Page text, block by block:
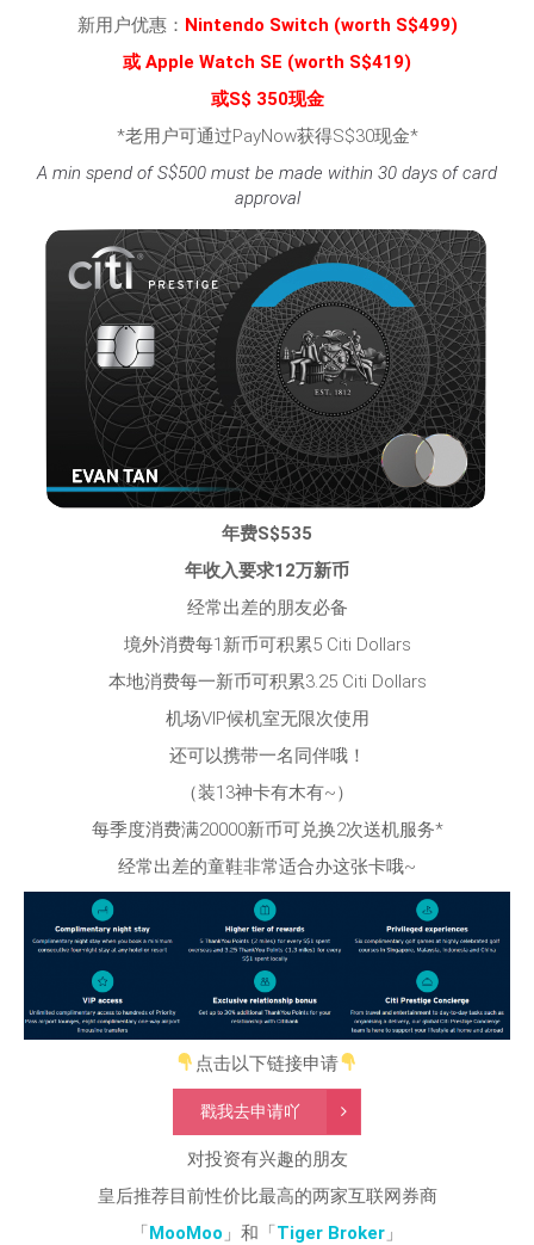
新用户优惠： Nintendo Switch (worth S$499)
或 Apple Watch SE (worth S$419)
或S$ 350现金
*老用户可通过PayNow获得S$30现金*
A min spend of S$500 must be made within 30 days of card
approval
年费S$535
年收入要求12万新币
经常出差的朋友必备
境外消费每1新币可积累5 Citi Dollars
本地消费每一新币可积累3.25 Citi Dollars
机场VIP候机室无限次使用
还可以携带一名同伴哦！
（装13神卡有木有~）
每季度消费满20000新币可兑换2次送机服务*
经常出差的童鞋非常适合办这张卡哦~
点击以下链接申请
戳我去申请吖
对投资有兴趣的朋友
皇后推荐目前性价比最高的两家互联网券商
「MooMoo 」和「Tiger Broker 」